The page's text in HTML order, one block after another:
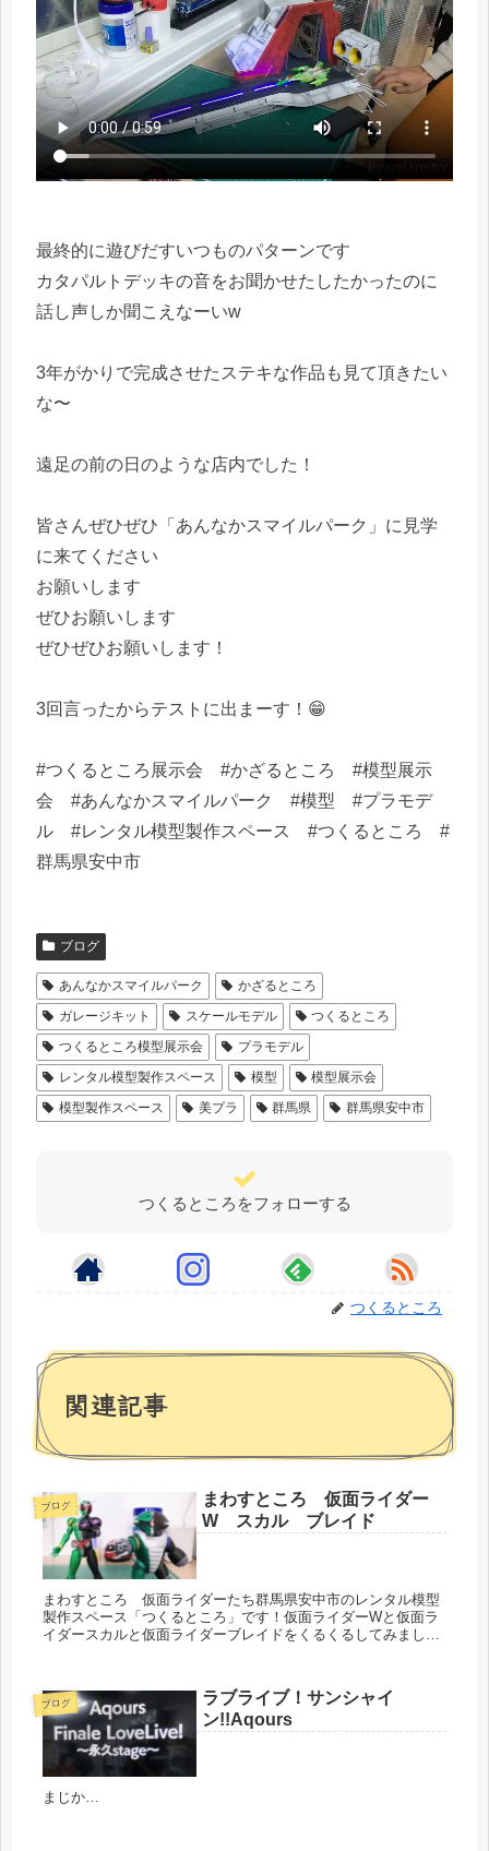
最終的に遊びだすいつものパターンです
カタパルトデッキの音をお聞かせたしたかったのに
話し声しか聞こえなーいw
3年がかりで完成させたステキな作品も見て頂きたい
な〜
遠足の前の日のような店内でした！
皆さんぜひぜひ「あんなかスマイルパーク」に見学
に来てください
お願いします
ぜひお願いします
ぜひぜひお願いします！
3回言ったからテストに出まーす！😁
#つくるところ展示会 #かざるところ #模型展示
会 #あんなかスマイルパーク #模型 #プラモデ
ル #レンタル模型製作スペース #つくるところ #
群馬県安中市
ブログ
あんなかスマイルパーク
かざるところ
ガレージキット
スケールモデル
つくるところ
つくるところ模型展示会
プラモデル
レンタル模型製作スペース
模型
模型展示会
模型製作スペース
美プラ 群馬県 群馬県安中市
つくるところをフォローする
つくるところ
関連記事
ブログ
まわすところ 仮面ライダー
W スカル ブレイド
まわすところ 仮面ライダーたち群馬県安中市のレンタル模型
製作スペース「つくるところ」です！仮面ライダーWと仮面ラ
イダースカルと仮面ライダーブレイドをくるくるしてみました
ブログ
ラブライブ！サンシャイ
ン!!Aqours
まじか…